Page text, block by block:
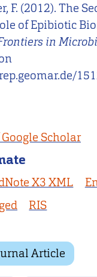
F. (2012). The
of Epibiotic
in
Scholar
X3 XML
RIS
Article